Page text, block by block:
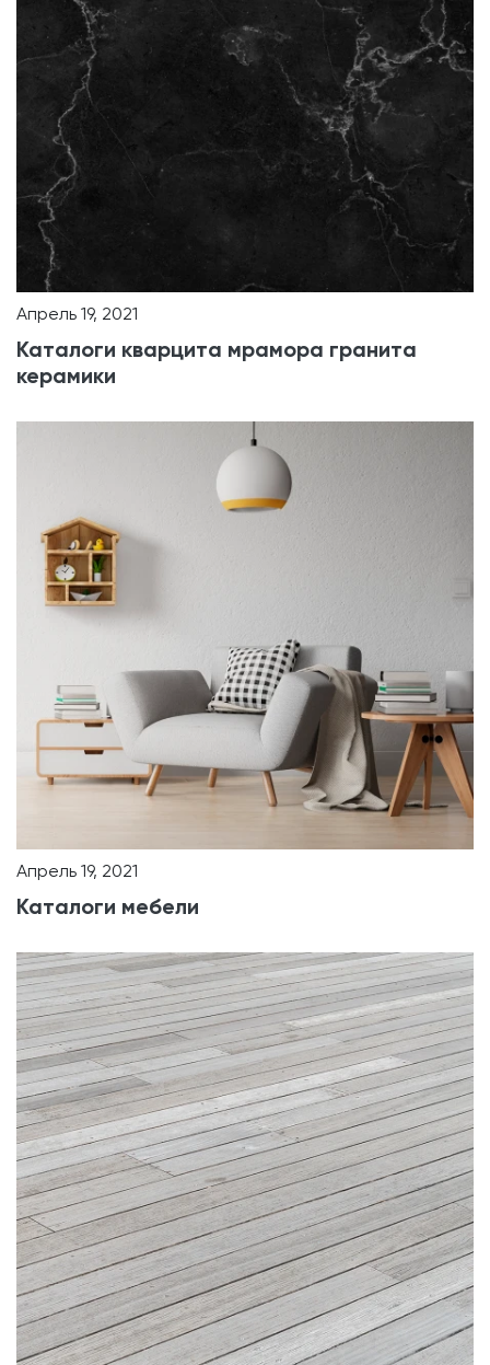
Апрель 19, 2021
Каталоги кварцита мрамора гранита
керамики
Апрель 19, 2021
Каталоги мебели